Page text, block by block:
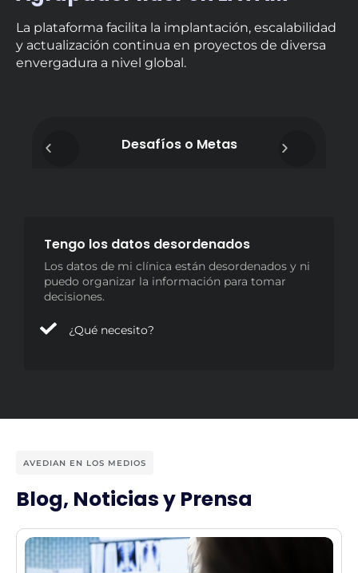
La plataforma facilita la implantación, escalabilidad
y actualización continua en proyectos de diversa
envergadura a nivel global.
Desafíos o Metas
Tengo los datos desordenados
Los datos de mi clínica están desordenados y ni
puedo organizar la información para tomar
decisiones.
¿Qué necesito?
AVEDIAN EN LOS MEDIOS
Blog, Noticias y Prensa